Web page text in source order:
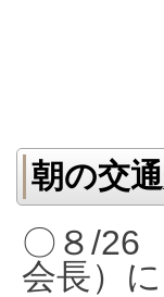
朝の交
〇８/26
会長）